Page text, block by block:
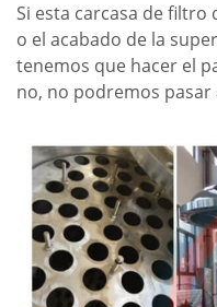
Si esta carcasa de
o el acabado de la
tenemos que hacer el
no, no podremos